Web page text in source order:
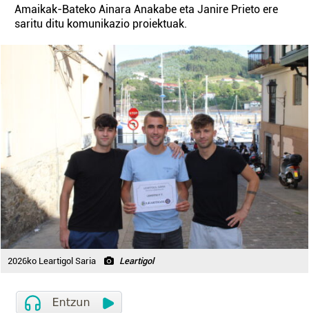
Amaikak-Bateko Ainara Anakabe eta Janire Prieto ere
saritu ditu komunikazio proiektuak.
2026ko Leartigol Saria Leartigol